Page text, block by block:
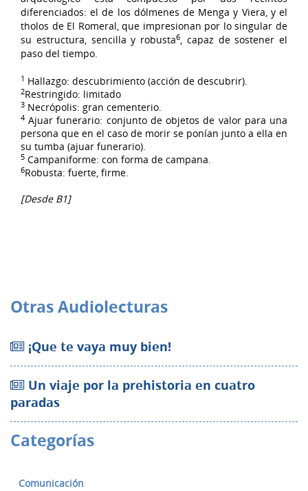
diferenciados: el de los dólmenes de Menga y Viera, y el
tholos de El Romeral, que impresionan por lo singular de
su estructura, sencilla y robusta6, capaz de sostener el
paso del tiempo.
1 Hallazgo: descubrimiento (acción de descubrir).
2Restringido: limitado
3 Necrópolis: gran cementerio.
4 Ajuar funerario: conjunto de objetos de valor para una
persona que en el caso de morir se ponían junto a ella en
su tumba (ajuar funerario).
5 Campaniforme: con forma de campana.
6Robusta: fuerte, firme.
[Desde B1]
Otras Audiolecturas
¡Que te vaya muy bien!
Un viaje por la prehistoria en cuatro
paradas
Categorías
Comunicación